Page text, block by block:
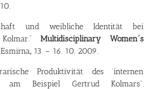
und weibliche Identität bei
Multidisciplinary Women´s
Esmirna, 13. – 16. 10. 2009.
Produktivität des ‘internen
am Beispiel Gertrud Kolmars”.